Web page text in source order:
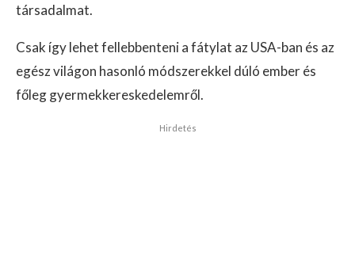
társadalmat.
Csak így lehet fellebbenteni a fátylat az USA-ban és az
egész világon hasonló módszerekkel dúló ember és
főleg gyermekkereskedelemről.
Hirdetés